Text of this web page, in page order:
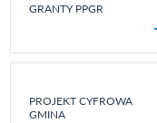
GRANTY PPGR
PROJEKT CYFROWA
GMINA